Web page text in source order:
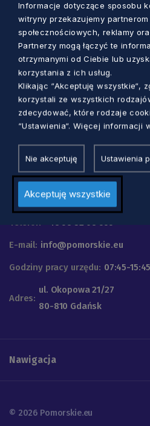
Kołodzieja
Urząd Marszałkowski
Województwa Pomorskiego
Telefon +48 58 32 68 555
E-mail: info@pomorskie.eu
Godziny pracy urzędu: 07:45-15:45
Adres:
ul. Okopowa 21/27
80-810 Gdańsk
Nawigacja
© 2026 Pomorskie.eu
Informacje dotyczące sposobu
witryny przekazujemy
społecznościowych, reklamy
Partnerzy mogą łączyć te
otrzymanymi od Ciebie lub
korzystania z ich usług.
Klikając “Akceptuję wszystkie“,
korzystali ze wszystkich
zdecydować, które rodzaje
“Ustawienia“. Więcej informacji
Nie akceptuję Ustawienia
Akceptuję wszystkie